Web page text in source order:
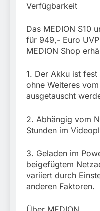
Verfügbarkeit
Das MEDION S10
für 949,- Euro
MEDION Shop
1. Der Akku ist
ohne Weiteres
ausgetauscht
2. Abhängig vom
Stunden im
3. Geladen im
beigefügtem
variiert durch
anderen Faktoren.